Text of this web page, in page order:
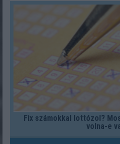
Fix számokkal lottózol?
volna-e